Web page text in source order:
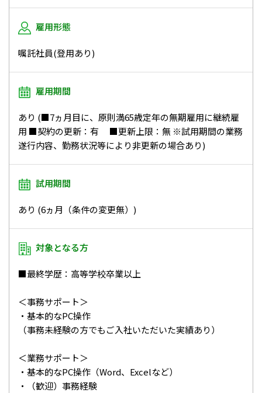
雇用形態
嘱託社員(登用あり)
雇用期間
あり (■7ヵ月目に、原則満65歳定年の無期雇用に継続雇
用 ■契約の更新：有 ■更新上限：無 ※試用期間の業務
遂行内容、勤務状況等により非更新の場合あり)
試用期間
あり (6ヵ月（条件の変更無）)
対象となる方
■最終学歴：高等学校卒業以上
＜事務サポート＞
・基本的なPC操作
（事務未経験の方でもご入社いただいた実績あり）
＜業務サポート＞
・基本的なPC操作（Word、Excelなど）
・（歓迎）事務経験